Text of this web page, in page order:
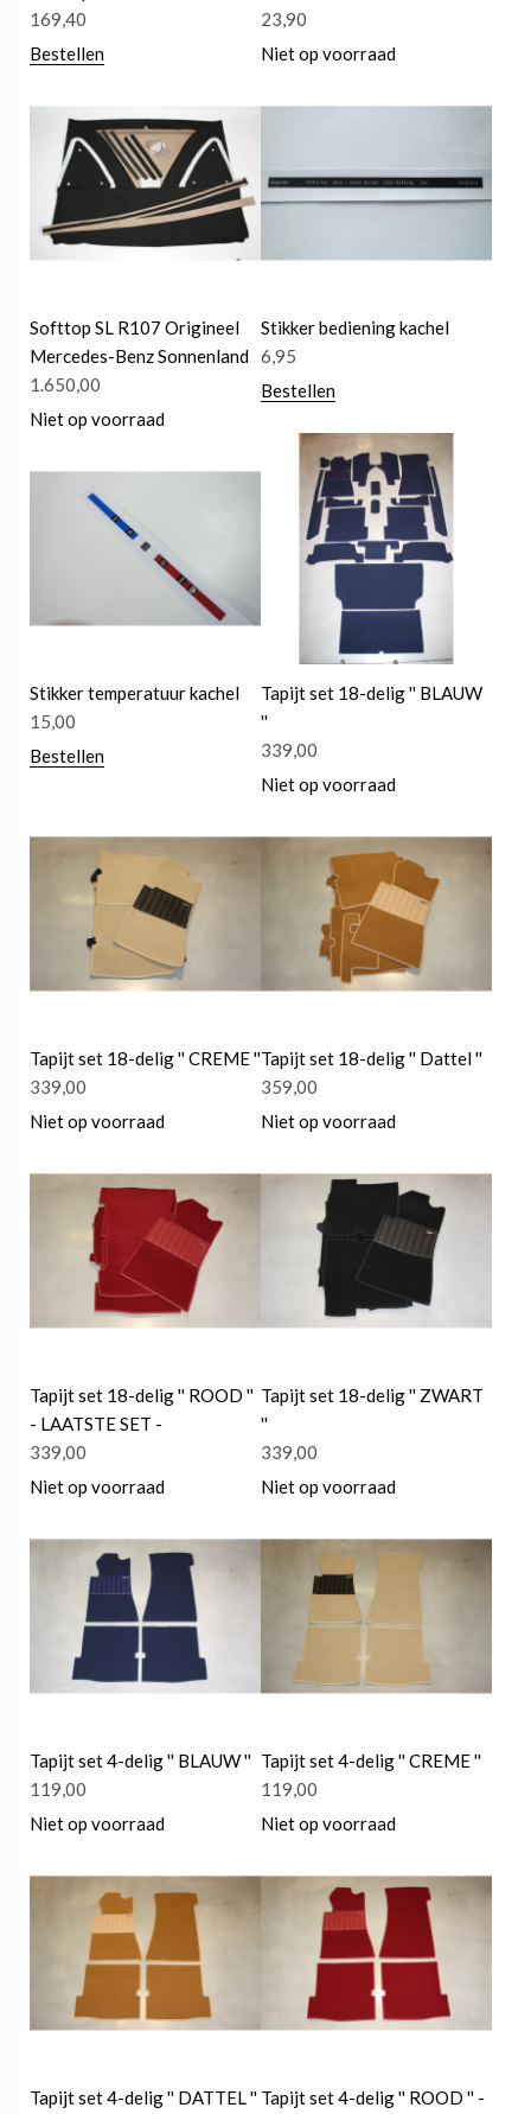
169,40
Bestellen
23,90
Niet op voorraad
Softtop SL R107 Origineel
Mercedes-Benz Sonnenland
1.650,00
Niet op voorraad
Stikker bediening kachel
6,95
Bestellen
Stikker temperatuur kachel
15,00
Bestellen
Tapijt set 18-delig '' BLAUW
''
339,00
Niet op voorraad
Tapijt set 18-delig '' CREME ''
339,00
Niet op voorraad
Tapijt set 18-delig '' Dattel ''
359,00
Niet op voorraad
Tapijt set 18-delig '' ROOD ''
- LAATSTE SET -
339,00
Niet op voorraad
Tapijt set 18-delig '' ZWART
''
339,00
Niet op voorraad
Tapijt set 4-delig '' BLAUW ''
119,00
Niet op voorraad
Tapijt set 4-delig '' CREME ''
119,00
Niet op voorraad
Tapijt set 4-delig '' DATTEL '' Tapijt set 4-delig '' ROOD '' -